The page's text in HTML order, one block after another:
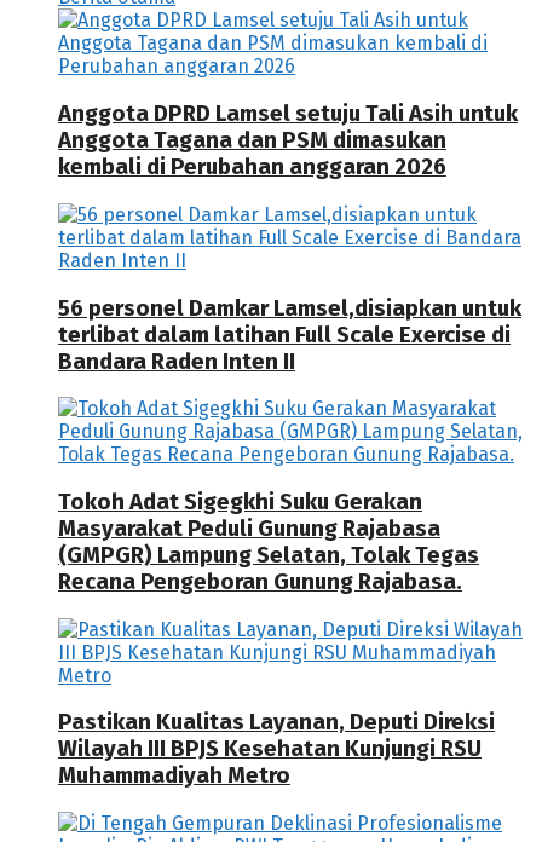
Anggota DPRD Lamsel setuju Tali Asih untuk
Anggota Tagana dan PSM dimasukan
kembali di Perubahan anggaran 2026
56 personel Damkar Lamsel,disiapkan untuk
terlibat dalam latihan Full Scale Exercise di
Bandara Raden Inten II
Tokoh Adat Sigegkhi Suku Gerakan
Masyarakat Peduli Gunung Rajabasa
(GMPGR) Lampung Selatan, Tolak Tegas
Recana Pengeboran Gunung Rajabasa.
Pastikan Kualitas Layanan, Deputi Direksi
Wilayah III BPJS Kesehatan Kunjungi RSU
Muhammadiyah Metro